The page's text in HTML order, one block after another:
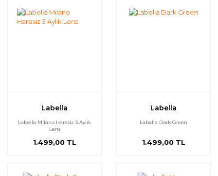
Labella
Labella Milano Haresiz 3 Aylık
Lens
1.499,00 TL
Labella
Labella Dark Green
1.499,00 TL